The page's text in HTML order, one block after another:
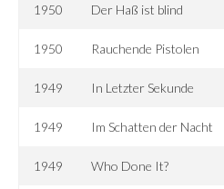
1950 Der Haß ist blind
1950 Rauchende Pistolen
1949 In Letzter Sekunde
1949 Im Schatten der Nacht
1949 Who Done It?